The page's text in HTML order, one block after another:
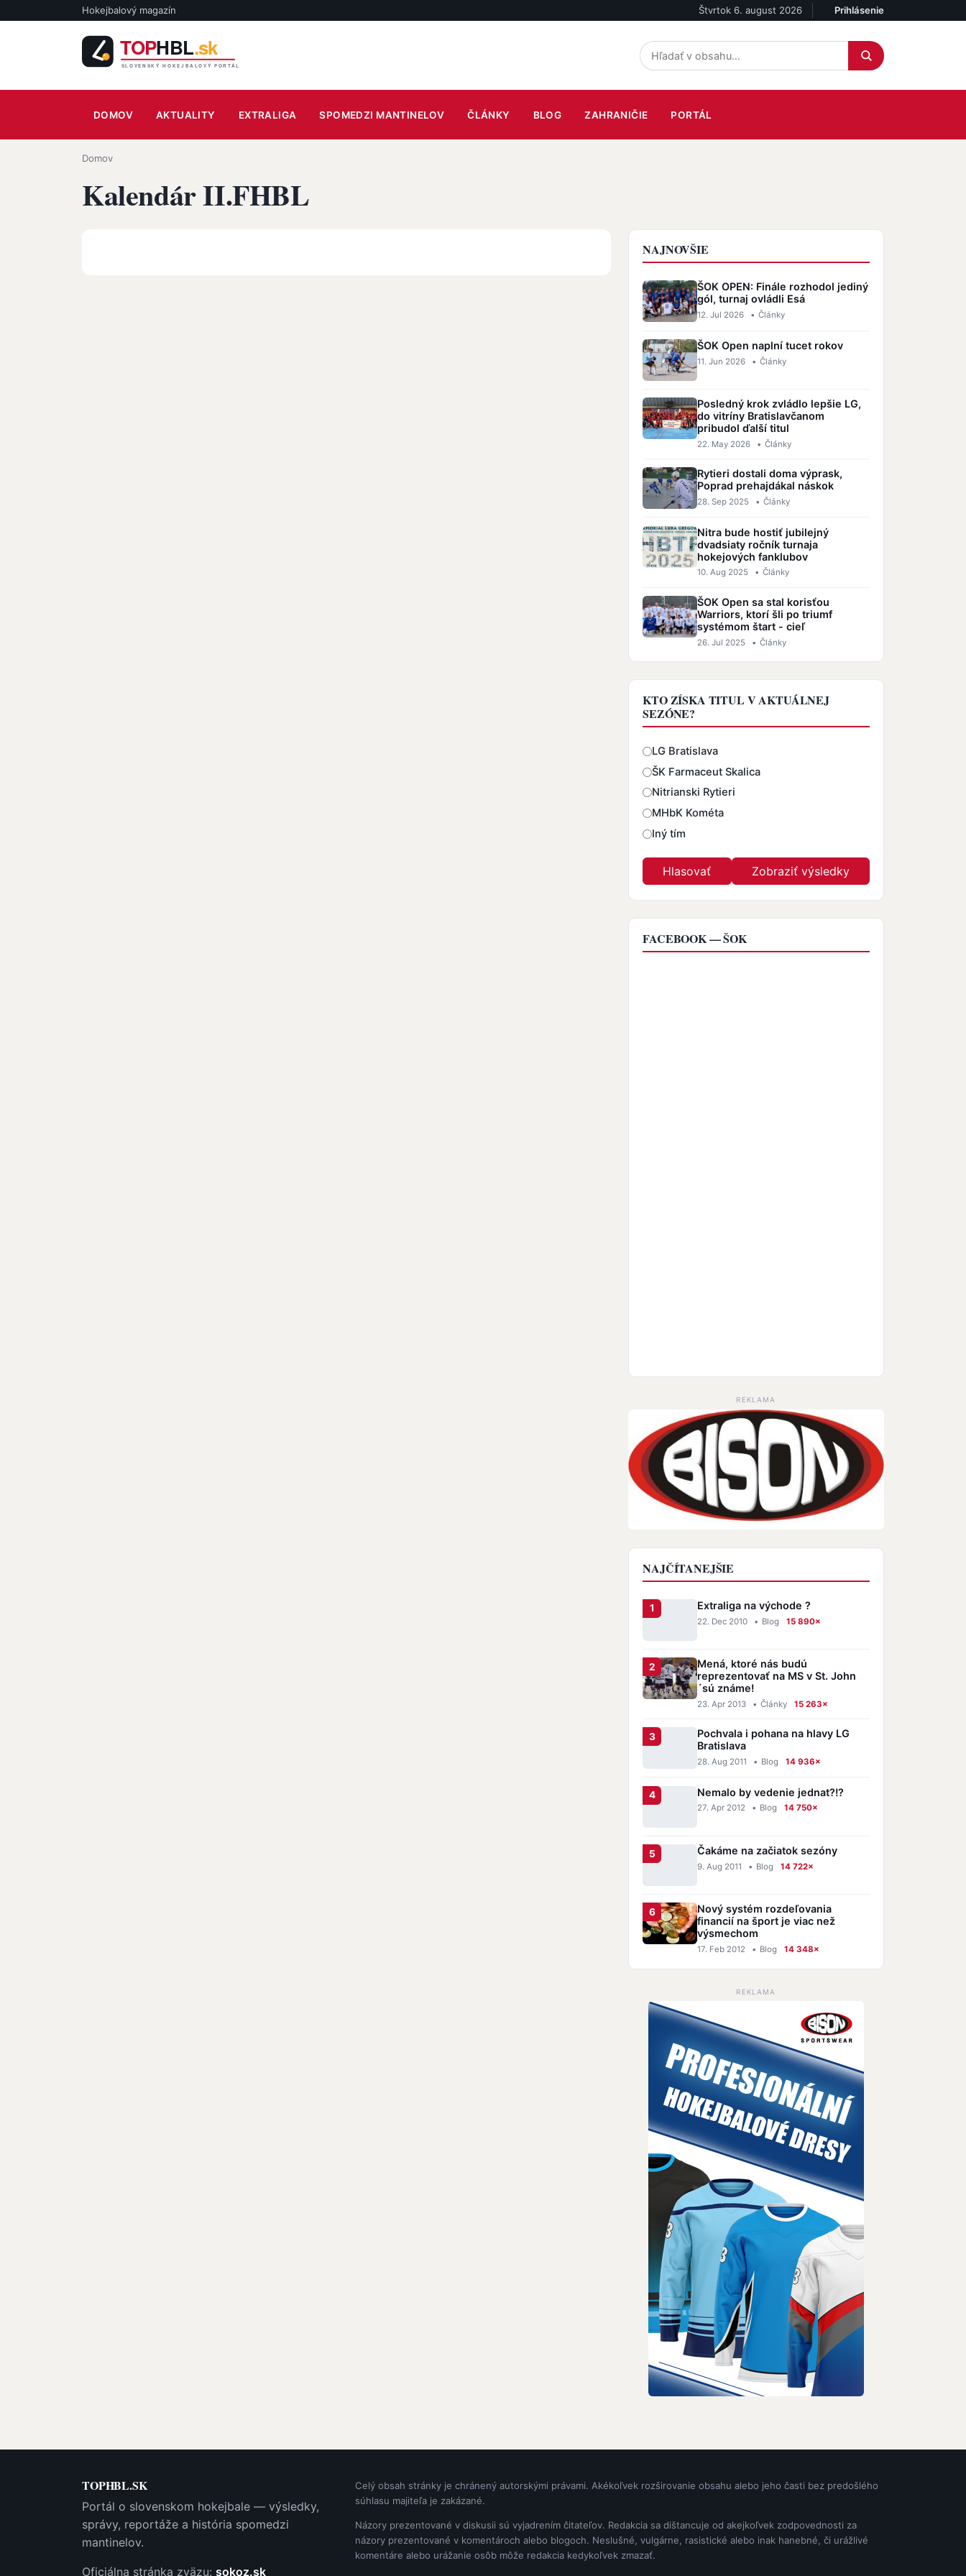
Skočiť na hlavný obsahHokejbalový magazín Štvrtok 6. august 2026 Účet
Prihlásenie
Main navigation
DOMOV AKTUALITY EXTRALIGA SPOMEDZI MANTINELOV ČLÁNKY BLOG ZAHRANIČIE PORTÁL
Omrvinka
Domov
Kalendár II.FHBL
NAJNOVŠIE
ŠOK OPEN: Finále rozhodol jediný
gól, turnaj ovládli Esá
12. Jul 2026 • Články
ŠOK Open naplní tucet rokov
11. Jun 2026 • Články
Posledný krok zvládlo lepšie LG,
do vitríny Bratislavčanom
pribudol ďalší titul
22. May 2026 • Články
Rytieri dostali doma výprask,
Poprad prehajdákal náskok
28. Sep 2025 • Články
Nitra bude hostiť jubilejný
dvadsiaty ročník turnaja
hokejových fanklubov
10. Aug 2025 • Články
ŠOK Open sa stal korisťou
Warriors, ktorí šli po triumf
systémom štart - cieľ
26. Jul 2025 • Články
KTO ZÍSKA TITUL V AKTUÁLNEJ
SEZÓNE?
Odpovede
LG Bratislava
ŠK Farmaceut Skalica
Nitrianski Rytieri
MHbK Kométa
Iný tím
FACEBOOK — ŠOK
REKLAMA
NAJČÍTANEJŠIE
Extraliga na východe ?
22. Dec 2010 • Blog 15 890×
Mená, ktoré nás budú
reprezentovať na MS v St. John
´sú známe!
23. Apr 2013 • Články 15 263×
Pochvala i pohana na hlavy LG
Bratislava
28. Aug 2011 • Blog 14 936×
Nemalo by vedenie jednat?!?
27. Apr 2012 • Blog 14 750×
Čakáme na začiatok sezóny
9. Aug 2011 • Blog 14 722×
Nový systém rozdeľovania
financií na šport je viac než
výsmechom
17. Feb 2012 • Blog 14 348×
REKLAMA
TOPHBL.SK
Portál o slovenskom hokejbale — výsledky,
správy, reportáže a história spomedzi
mantinelov.
Oficiálna stránka zväzu: sokoz.sk
Celý obsah stránky je chránený autorskými právami. Akékoľvek rozširovanie obsahu alebo jeho časti bez predošlého
súhlasu majiteľa je zakázané.
Názory prezentované v diskusii sú vyjadrením čitateľov. Redakcia sa dištancuje od akejkoľvek zodpovednosti za
názory prezentované v komentároch alebo blogoch. Neslušné, vulgárne, rasistické alebo inak hanebné, či urážlivé
komentáre alebo urážanie osôb môže redakcia kedykoľvek zmazať.